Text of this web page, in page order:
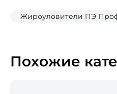
Жироуловители ПЭ
Похожие